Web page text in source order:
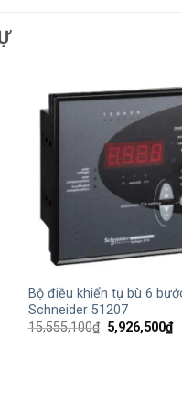
+
Bộ điều khiển tụ bù 6
Schneider 51207
15,555,100₫ Giá
gốc
5,926,500₫